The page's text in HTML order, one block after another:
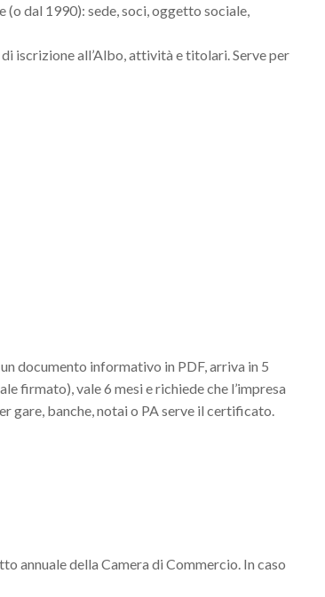
dal 1990): sede, soci, oggetto sociale,
iscrizione all’Albo, attività e titolari. Serve per
documento informativo in PDF, arriva in 5
firmato), vale 6 mesi e richiede che l’impresa
gare, banche, notai o PA serve il certificato.
annuale della Camera di Commercio. In caso